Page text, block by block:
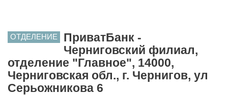
ОТДЕЛЕНИЕ
ПриватБанк -
Черниговский филиал,
отделение "Главное", 14000,
Черниговская обл., г. Чернигов, ул
Серьожникова 6